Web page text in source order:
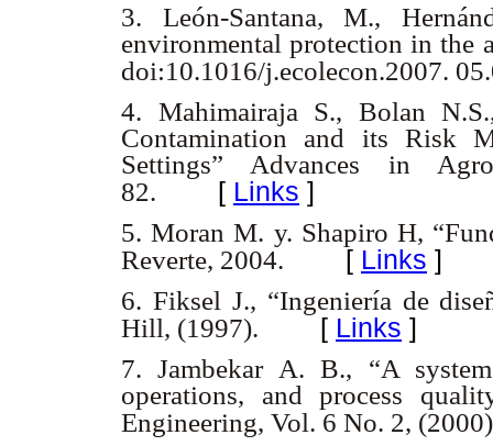
3. León-Santana, M.,
environmental protection in the
doi:10.1016/j.ecolecon.2007.
4. Mahimairaja S., Bolan
Contamination and its Risk
Settings” Advances in
82. [ Links ]
5. Moran M. y. Shapiro H,
Reverte, 2004. [ Links ]
6. Fiksel J., “Ingeniería de
Hill, (1997). [ Links ]
7. Jambekar A. B., “A
operations, and process
Engineering, Vol. 6 No. 2,